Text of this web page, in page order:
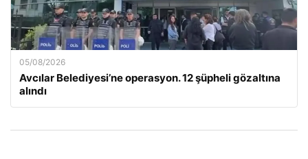
05/08/2026
Avcılar Belediyesi’ne operasyon. 12 şüpheli gözaltına
alındı